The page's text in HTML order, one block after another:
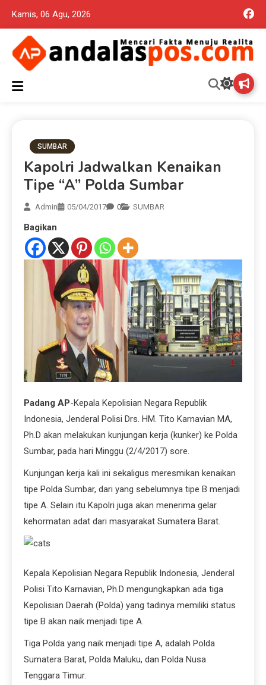
Kamis, 06 Agu, 2026
Andalas Pos Situs Berita
Mencari Fakta Menuju Realita memuat ragam berita aktual dan
terpercaya seputar politik nasional, daerah dan ragam berita
SUMBAR
Kapolri Jadwalkan Kenaikan
Tipe “A” Polda Sumbar
Admin 05/04/2017 0 SUMBAR
Bagikan
Padang AP-Kepala Kepolisian Negara Republik
Indonesia, Jenderal Polisi Drs. HM. Tito Karnavian MA,
Ph.D akan melakukan kunjungan kerja (kunker) ke Polda
Sumbar, pada hari Minggu (2/4/2017) sore.
Kunjungan kerja kali ini sekaligus meresmikan kenaikan
tipe Polda Sumbar, dari yang sebelumnya tipe B menjadi
tipe A. Selain itu Kapolri juga akan menerima gelar
kehormatan adat dari masyarakat Sumatera Barat.
Kepala Kepolisian Negara Republik Indonesia, Jenderal
Polisi Tito Karnavian, Ph.D mengungkapkan ada tiga
Kepolisian Daerah (Polda) yang tadinya memiliki status
tipe B akan naik menjadi tipe A.
Tiga Polda yang naik menjadi tipe A, adalah Polda
Sumatera Barat, Polda Maluku, dan Polda Nusa
Tenggara Timur.